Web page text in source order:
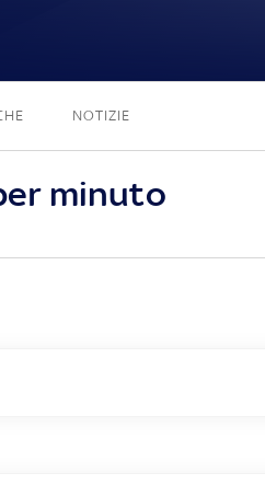
NOTIZIE
minuto